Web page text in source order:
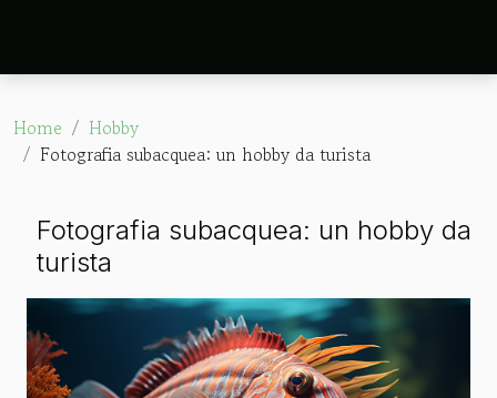
Home
Hobby
Fotografia subacquea: un hobby da turista
Fotografia subacquea: un hobby da
turista